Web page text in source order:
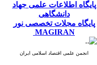
پایگاه اطلاعات علمی جهاد
دانشگاهی
پایگاه مجلات تخصصی نور
MAGIRAN
انجمن علمی اقتصاد اسلامی ایران